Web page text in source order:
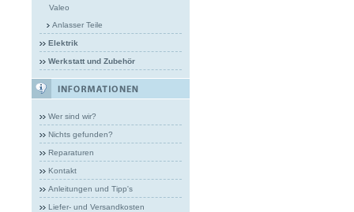
Valeo
Anlasser Teile
Elektrik
Werkstatt und Zubehör
Wer sind wir?
Nichts gefunden?
Reparaturen
Kontakt
Anleitungen und Tipp's
Liefer- und Versandkosten